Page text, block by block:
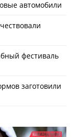
автомобили
фестиваль
заготовили